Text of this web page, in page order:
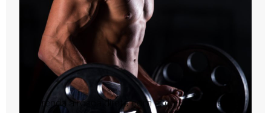
Aprenda a rosca direta com execução perfeita e